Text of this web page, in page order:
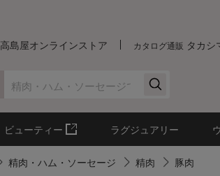
高島屋オンラインストア カタログ通販 タカシ
ビューティー ラグジュアリー
精肉・ハム・ソーセージ 精肉 豚肉